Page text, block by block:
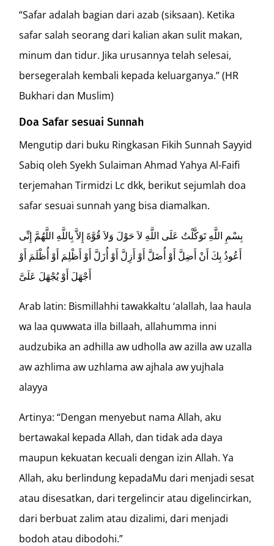
“Safar adalah bagian dari azab (siksaan). Ketika
safar salah seorang dari kalian akan sulit makan,
minum dan tidur. Jika urusannya telah selesai,
bersegeralah kembali kepada keluarganya.” (HR
Bukhari dan Muslim)
Doa Safar sesuai Sunnah
Mengutip dari buku Ringkasan Fikih Sunnah Sayyid
Sabiq oleh Syekh Sulaiman Ahmad Yahya Al-Faifi
terjemahan Tirmidzi Lc dkk, berikut sejumlah doa
safar sesuai sunnah yang bisa diamalkan.
بِسْمِ اللَّهِ تَوَكَّلْتُ عَلَى اللَّهِ لاَ حَوْلَ وَلاَ قُوَّةَ إِلاَّ بِاللَّهِ اللَّهُمَّ إِنِّى
أَعُوذُ بِكَ أَنْ أَضِلَّ أَوْ أُضَلَّ أَوْ أَزِلَّ أَوْ أُزَلَّ أَوْ أَظْلِمَ أَوْ أُظْلَمَ أَوْ
أَجْهَلَ أَوْ يُجْهَلَ عَلَىَّ
Arab latin: Bismillahhi tawakkaltu ‘alallah, laa haula
wa laa quwwata illa billaah, allahumma inni
audzubika an adhilla aw udholla aw azilla aw uzalla
aw azhlima aw uzhlama aw ajhala aw yujhala
alayya
Artinya: “Dengan menyebut nama Allah, aku
bertawakal kepada Allah, dan tidak ada daya
maupun kekuatan kecuali dengan izin Allah. Ya
Allah, aku berlindung kepadaMu dari menjadi sesat
atau disesatkan, dari tergelincir atau digelincirkan,
dari berbuat zalim atau dizalimi, dari menjadi
bodoh atau dibodohi.”